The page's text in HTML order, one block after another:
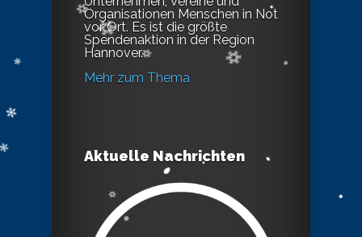
Organisationen Menschen in Not
vor Ort. Es ist die größte
Spendenaktion in der Region
Hannover.
Mehr zum Thema
Aktuelle Nachrichten